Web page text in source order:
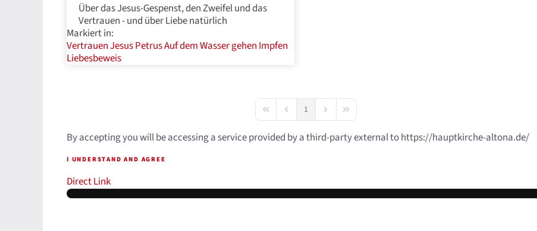
Über das Jesus-Gespenst, den Zweifel und das
Vertrauen - und über Liebe natürlich
Markiert in:
VertrauenJesusPetrusAuf dem Wasser gehen Impfen
Liebesbeweis
First PagePrevious Page
1 Next PageLast Page
By accepting you will be accessing a service provided by a third-party external to https://hauptkirche-altona.de/
I UNDERSTAND AND AGREE
Direct Link